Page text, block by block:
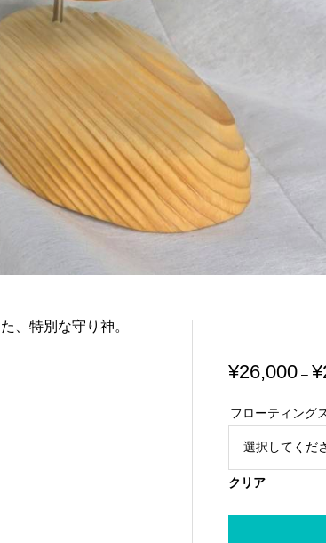
、特別な守り神。
¥26,000 – ¥
フローティング
クリア